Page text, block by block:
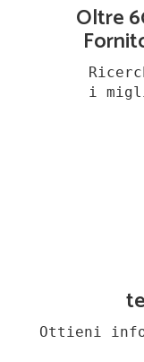
Oltre
i
Ottieni